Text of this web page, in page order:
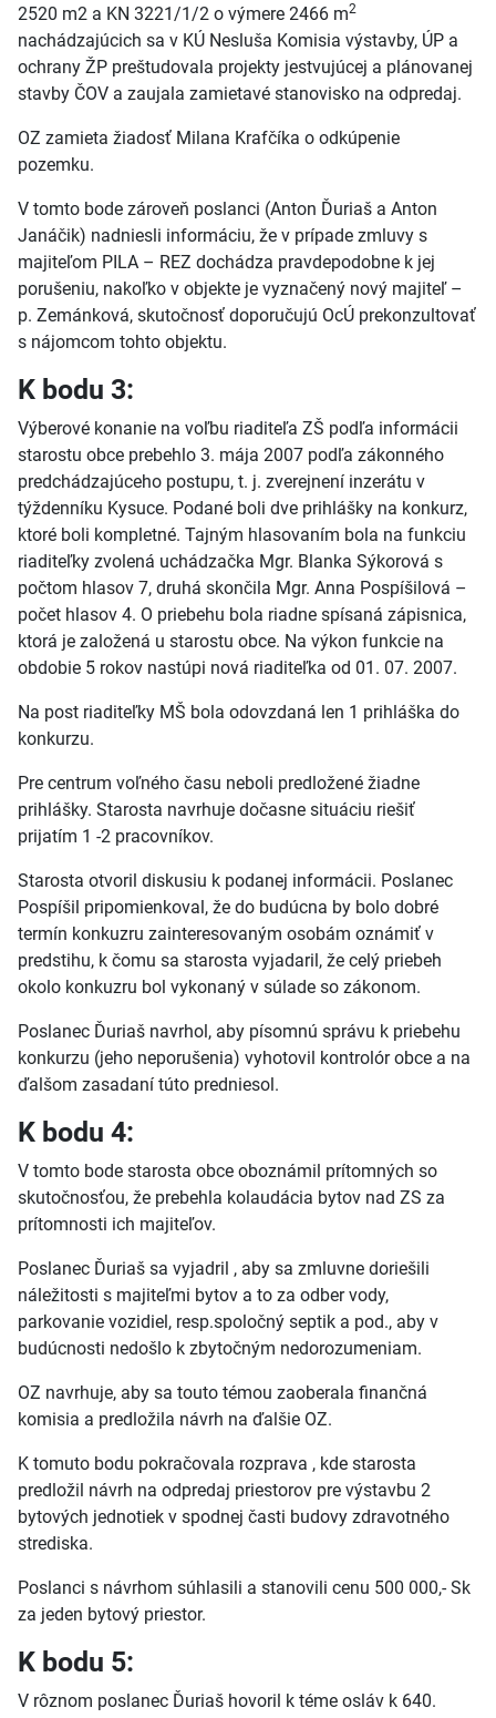
2520 m2 a KN 3221/1/2 o výmere 2466 m2
nachádzajúcich sa v KÚ Nesluša Komisia výstavby, ÚP a
ochrany ŽP preštudovala projekty jestvujúcej a plánovanej
stavby ČOV a zaujala zamietavé stanovisko na odpredaj.
OZ zamieta žiadosť Milana Krafčíka o odkúpenie
pozemku.
V tomto bode zároveň poslanci (Anton Ďuriaš a Anton
Janáčik) nadniesli informáciu, že v prípade zmluvy s
majiteľom PILA – REZ dochádza pravdepodobne k jej
porušeniu, nakoľko v objekte je vyznačený nový majiteľ –
p. Zemánková, skutočnosť doporučujú OcÚ prekonzultovať
s nájomcom tohto objektu.
K bodu 3:
Výberové konanie na voľbu riaditeľa ZŠ podľa informácii
starostu obce prebehlo 3. mája 2007 podľa zákonného
predchádzajúceho postupu, t. j. zverejnení inzerátu v
týždenníku Kysuce. Podané boli dve prihlášky na konkurz,
ktoré boli kompletné. Tajným hlasovaním bola na funkciu
riaditeľky zvolená uchádzačka Mgr. Blanka Sýkorová s
počtom hlasov 7, druhá skončila Mgr. Anna Pospíšilová –
počet hlasov 4. O priebehu bola riadne spísaná zápisnica,
ktorá je založená u starostu obce. Na výkon funkcie na
obdobie 5 rokov nastúpi nová riaditeľka od 01. 07. 2007.
Na post riaditeľky MŠ bola odovzdaná len 1 prihláška do
konkurzu.
Pre centrum voľného času neboli predložené žiadne
prihlášky. Starosta navrhuje dočasne situáciu riešiť
prijatím 1 -2 pracovníkov.
Starosta otvoril diskusiu k podanej informácii. Poslanec
Pospíšil pripomienkoval, že do budúcna by bolo dobré
termín konkuzru zainteresovaným osobám oznámiť v
predstihu, k čomu sa starosta vyjadaril, že celý priebeh
okolo konkuzru bol vykonaný v súlade so zákonom.
Poslanec Ďuriaš navrhol, aby písomnú správu k priebehu
konkurzu (jeho neporušenia) vyhotovil kontrolór obce a na
ďalšom zasadaní túto predniesol.
K bodu 4:
V tomto bode starosta obce oboznámil prítomných so
skutočnosťou, že prebehla kolaudácia bytov nad ZS za
prítomnosti ich majiteľov.
Poslanec Ďuriaš sa vyjadril , aby sa zmluvne doriešili
náležitosti s majiteľmi bytov a to za odber vody,
parkovanie vozidiel, resp.spoločný septik a pod., aby v
budúcnosti nedošlo k zbytočným nedorozumeniam.
OZ navrhuje, aby sa touto témou zaoberala finančná
komisia a predložila návrh na ďalšie OZ.
K tomuto bodu pokračovala rozprava , kde starosta
predložil návrh na odpredaj priestorov pre výstavbu 2
bytových jednotiek v spodnej časti budovy zdravotného
strediska.
Poslanci s návrhom súhlasili a stanovili cenu 500 000,- Sk
za jeden bytový priestor.
K bodu 5:
V rôznom poslanec Ďuriaš hovoril k téme osláv k 640.